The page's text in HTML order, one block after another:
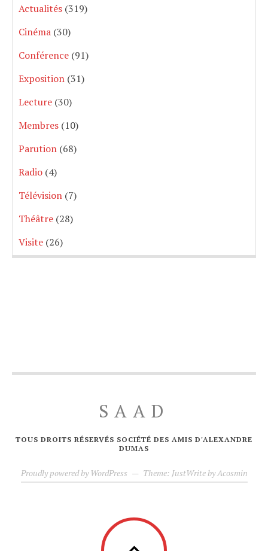
Actualités (319)
Cinéma (30)
Conférence (91)
Exposition (31)
Lecture (30)
Membres (10)
Parution (68)
Radio (4)
Télévision (7)
Théâtre (28)
Visite (26)
SAAD
TOUS DROITS RÉSERVÉS SOCIÉTÉ DES AMIS D'ALEXANDRE
DUMAS
Proudly powered by WordPress — Theme: JustWrite byAcosmin